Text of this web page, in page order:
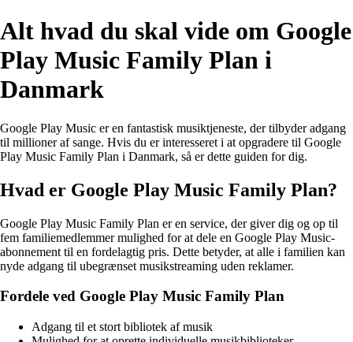
Alt hvad du skal vide om Google
Play Music Family Plan i
Danmark
Google Play Music er en fantastisk musiktjeneste, der tilbyder adgang
til millioner af sange. Hvis du er interesseret i at opgradere til Google
Play Music Family Plan i Danmark, så er dette guiden for dig.
Hvad er Google Play Music Family Plan?
Google Play Music Family Plan er en service, der giver dig og op til
fem familiemedlemmer mulighed for at dele en Google Play Music-
abonnement til en fordelagtig pris. Dette betyder, at alle i familien kan
nyde adgang til ubegrænset musikstreaming uden reklamer.
Fordele ved Google Play Music Family Plan
Adgang til et stort bibliotek af musik